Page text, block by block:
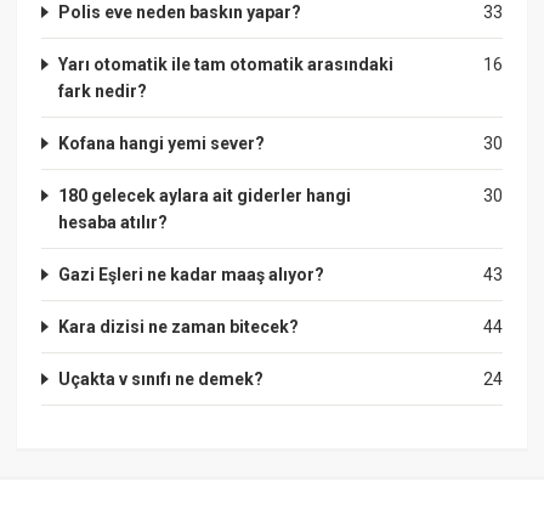
33
Polis eve neden baskın yapar?
16
Yarı otomatik ile tam otomatik arasındaki
fark nedir?
30
Kofana hangi yemi sever?
30
180 gelecek aylara ait giderler hangi
hesaba atılır?
43
Gazi Eşleri ne kadar maaş alıyor?
44
Kara dizisi ne zaman bitecek?
24
Uçakta v sınıfı ne demek?